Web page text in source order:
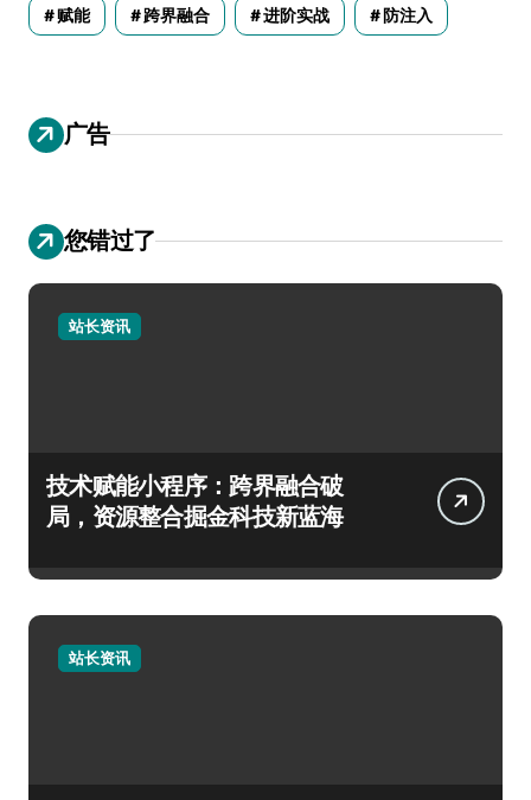
赋能 跨界融合 进阶实战 防注入
广告
您错过了
站长资讯
技术赋能小程序：跨界融合破
局，资源整合掘金科技新蓝海
站长资讯